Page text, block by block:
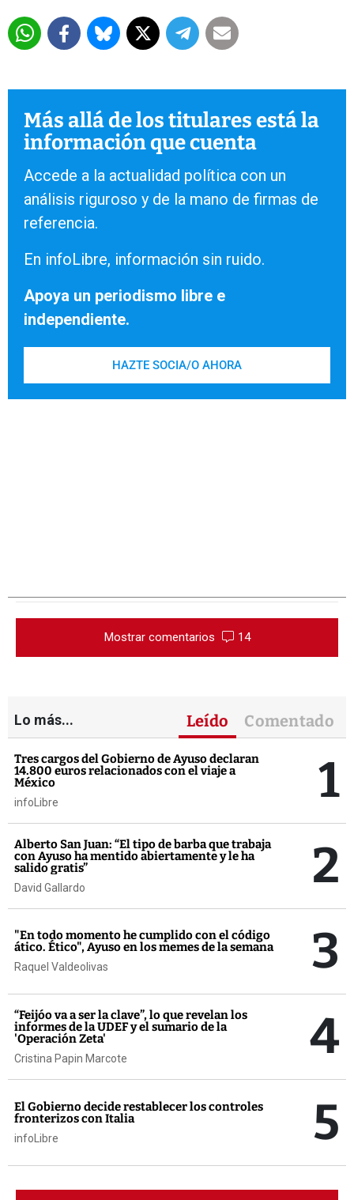
Más allá de los titulares está la
información que cuenta
Accede a la actualidad política con un
análisis riguroso y de la mano de firmas de
referencia.
En infoLibre, información sin ruido.
Apoya un periodismo libre e
independiente.
HAZTE SOCIA/O AHORA
Mostrar comentarios 14
Lo más... Leído Comentado
Tres cargos del Gobierno de Ayuso declaran
14.800 euros relacionados con el viaje a
México
infoLibre 1
Alberto San Juan: “El tipo de barba que trabaja
con Ayuso ha mentido abiertamente y le ha
salido gratis”
David Gallardo 2
"En todo momento he cumplido con el código
ático. Ético", Ayuso en los memes de la semana
Raquel Valdeolivas 3
“Feijóo va a ser la clave”, lo que revelan los
informes de la UDEF y el sumario de la
'Operación Zeta'
Cristina Papin Marcote 4
El Gobierno decide restablecer los controles
fronterizos con Italia
infoLibre 5